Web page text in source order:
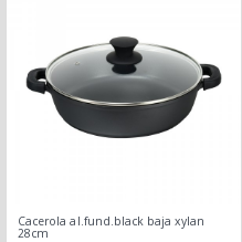
Cacerola al.fund.black baja xylan
28cm